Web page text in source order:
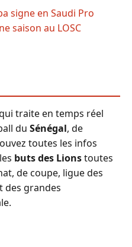
signe en Saudi Pro
saison au LOSC
traite en temps réel
du Sénégal, de
toutes les infos
buts des Lionstoutes
de coupe, ligue des
des grandes